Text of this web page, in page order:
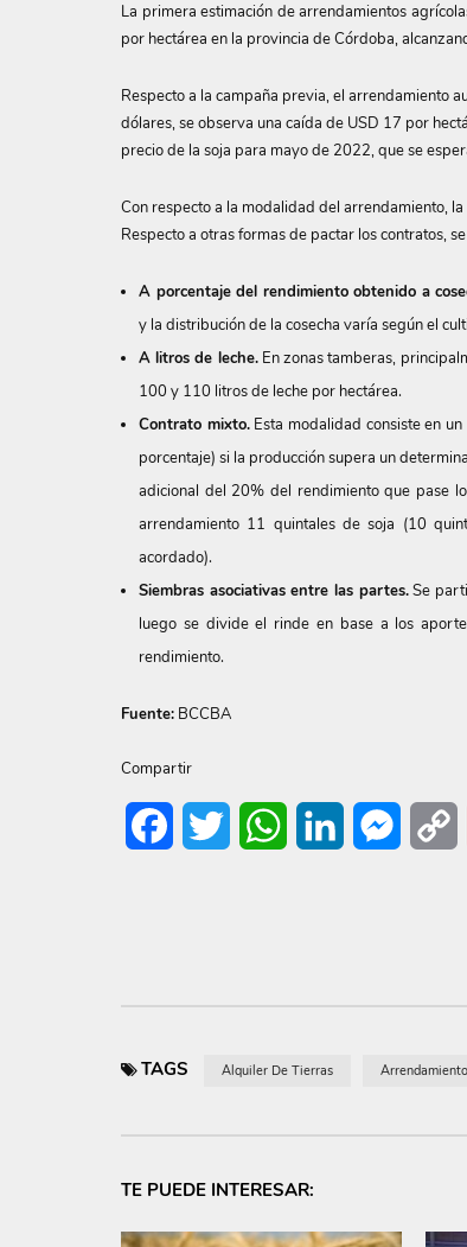
La primera estimación de arrendamientos
por hectárea en la provincia de Córdoba,
Respecto a la campaña previa, el arrendamiento
dólares, se observa una caída de USD 17 por
precio de la soja para mayo de 2022, que se
Con respecto a la modalidad del arrendamiento,
Respecto a otras formas de pactar los contratos,
A porcentaje del rendimiento obtenido a
y la distribución de la cosecha varía según el
A litros de leche.En zonas tamberas,
100 y 110 litros de leche por hectárea.
Contrato mixto.Esta modalidad consiste en
porcentaje) si la producción supera un
adicional del 20% del rendimiento que pase
arrendamiento 11 quintales de soja (10
acordado).
Siembras asociativas entre las partes.Se
luego se divide el rinde en base a los
rendimiento.
Fuente: BCCBA
Compartir
FacebookTwitter WhatsAppLinkedIn
TAGS Alquiler De Tierras
TE PUEDE INTERESAR: